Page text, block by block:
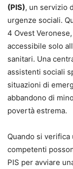
(PIS), un servizio
urgenze sociali.
4 Ovest
accessibile solo
sanitari. Una
assistenti sociali
situazioni di
abbandono di
povertà estrema.
Quando si
competenti
PIS per avviare